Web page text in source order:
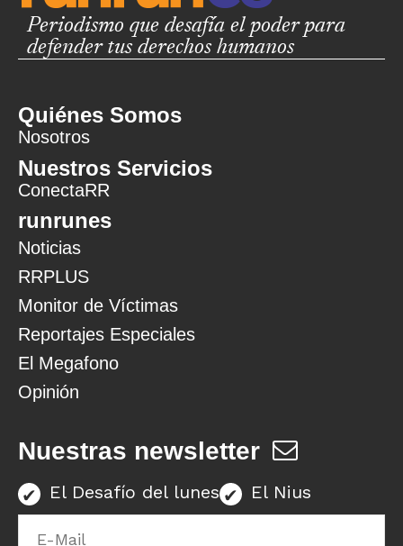
Periodismo que desafía el poder para
defender tus derechos humanos
Quiénes Somos
Nosotros
Nuestros Servicios
ConectaRR
runrunes
Noticias
RRPLUS
Monitor de Víctimas
Reportajes Especiales
El Megafono
Opinión
Nuestras newsletter
El Desafío del lunes El Nius